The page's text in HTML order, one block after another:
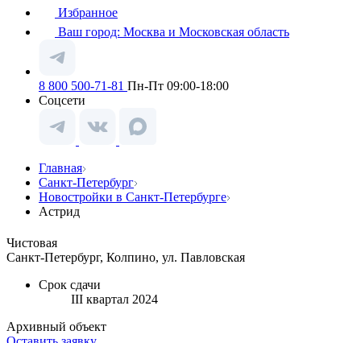
Избранное
Ваш город: Москва и Московская область
8 800 500-71-81 Пн-Пт 09:00-18:00
Соцсети
Главная
Санкт-Петербург
Новостройки в Санкт-Петербурге
Астрид
Чистовая
Санкт-Петербург, Колпино, ул. Павловская
Срок сдачи
III квартал 2024
Архивный объект